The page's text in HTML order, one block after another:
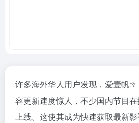
许多海外华人用户发现， 爱壹帆
容更新速度惊人，不少国内节目
上线。这使其成为快速获取最新影